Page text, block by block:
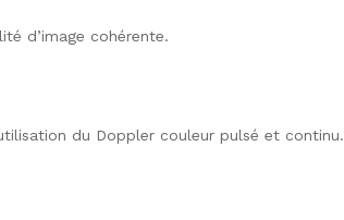
d’image cohérente.
du Doppler couleur pulsé et continu.